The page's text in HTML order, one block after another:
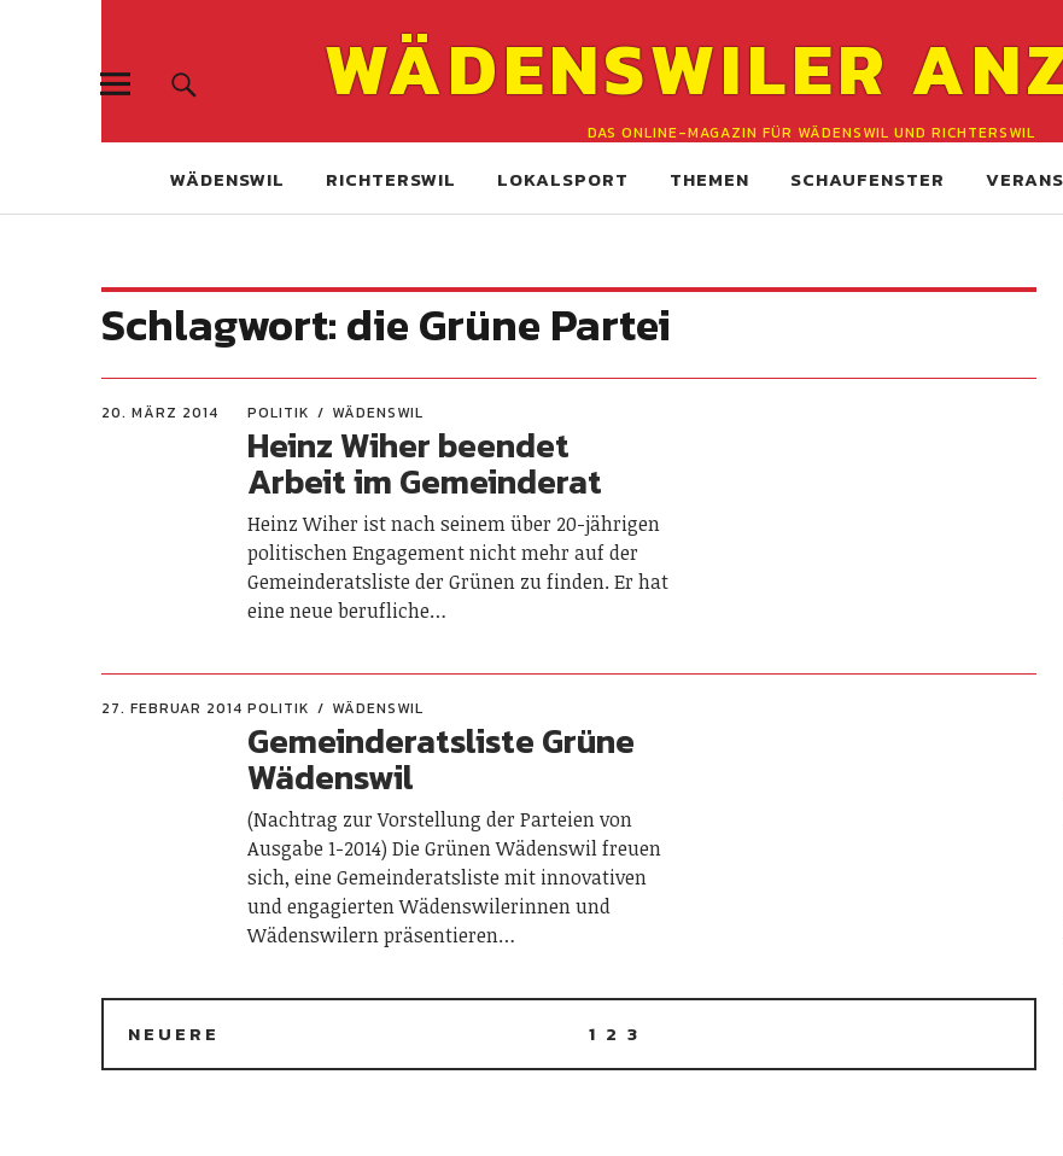
WÄDENSWILER
DAS ONLINE-MAGAZIN FÜR WÄDENSWIL UND RICHTERSWIL
WÄDENSWIL RICHTERSWIL LOKALSPORT THEMEN SCHAUFENSTER
Schlagwort:die Grüne Partei
20. MÄRZ 2014 POLITIK WÄDENSWIL
Heinz Wiher beendet
Arbeit im Gemeinderat
Heinz Wiher ist nach seinem über 20-jährigen
politischen Engagement nicht mehr auf der
Gemeinderatsliste der Grünen zu finden. Er hat
eine neue berufliche…
27. FEBRUAR 2014 POLITIK WÄDENSWIL
Gemeinderatsliste Grüne
Wädenswil
(Nachtrag zur Vorstellung der Parteien von
Ausgabe 1-2014) Die Grünen Wädenswil freuen
sich, eine Gemeinderats­liste mit innovativen
und engagierten Wädenswilerinnen und
Wädenswilern präsentieren…
NEUERE 1 2 3